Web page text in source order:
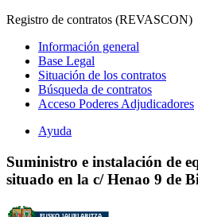
Registro de contratos (REVASCON)
Información general
Base Legal
Situación de los contratos
Búsqueda de contratos
Acceso Poderes Adjudicadores
Ayuda
Suministro e instalación de
situado en la c/ Henao 9 de